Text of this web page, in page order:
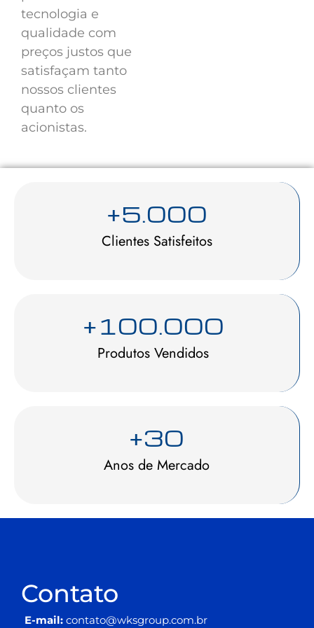
tecnologia e
qualidade com
preços justos que
satisfaçam tanto
nossos clientes
quanto os
acionistas.
Clientes Satisfeitos
+5.000
Produtos Vendidos
+100.000
Anos de Mercado
+30
Contato
E-mail: contato@wksgroup.com.br